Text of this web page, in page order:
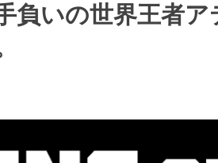
負いの世界王者